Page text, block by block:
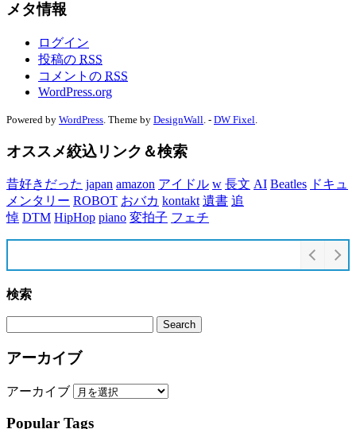
メタ情報
ログイン
投稿の RSS
コメントの RSS
WordPress.org
Powered by WordPress . Theme by DesignWall . - DW Fixel
オススメ絞込リンク＆検索
昔好きだった japan amazon アイドル w 長文 AI Beatles ドキュ
メンタリー ROBOT おバカ kontakt 遺書 追
悼 DTM HipHop piano 変拍子 フェチ
検索
アーカイブ
アーカイブ
Popular Tags